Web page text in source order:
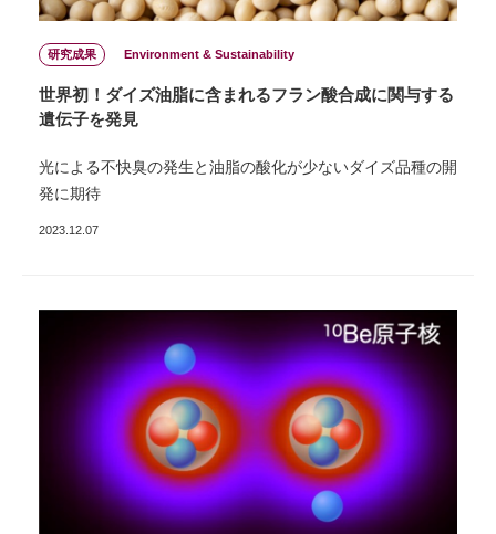
研究成果 Environment & Sustainability
世界初！ダイズ油脂に含まれるフラン酸合成に関与する
遺伝⼦を発⾒
光による不快臭の発⽣と油脂の酸化が少ないダイズ品種の開
発に期待
2023.12.07